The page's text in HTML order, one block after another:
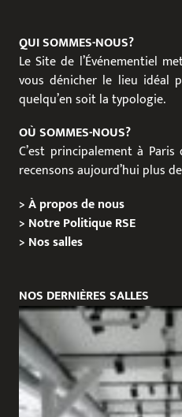
QUI SOMMES-NOUS?
Le Site de l’Événementiel
vous dénicher le lieu idéal
quelqu’en soit la typologie.
OÙ SOMMES-NOUS?
C’est principalement à
recensons aujourd’hui plus
>À propos de nous
> Notre Politique RSE
> Nos salles
NOS DERNIÈRES SALLES